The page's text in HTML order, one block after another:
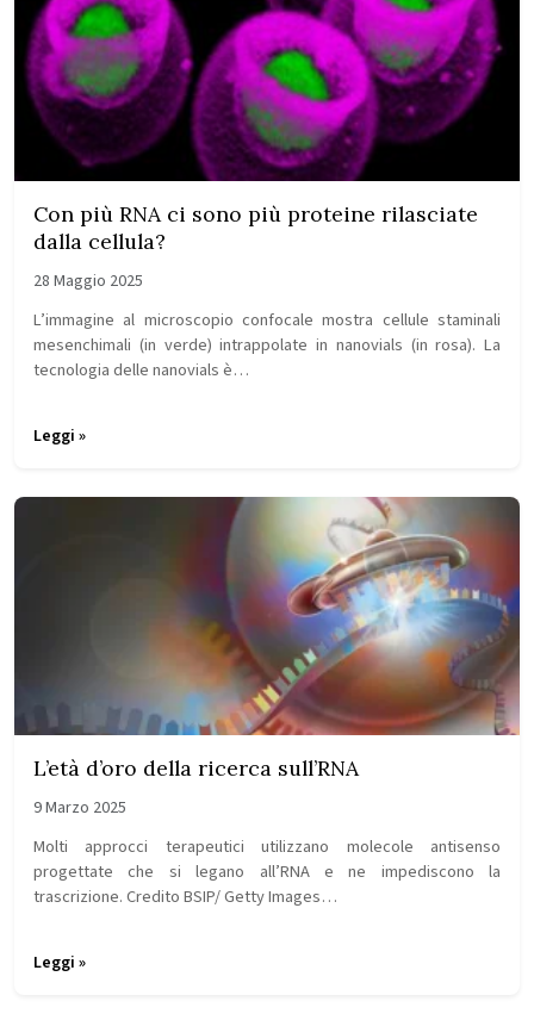
Con più RNA ci sono più proteine rilasciate
dalla cellula?
28 Maggio 2025
L’immagine al microscopio confocale mostra cellule staminali
mesenchimali (in verde) intrappolate in nanovials (in rosa). La
tecnologia delle nanovials è…
Leggi »
L’età d’oro della ricerca sull’RNA
9 Marzo 2025
Molti approcci terapeutici utilizzano molecole antisenso
progettate che si legano all’RNA e ne impediscono la
trascrizione. Credito BSIP/ Getty Images…
Leggi »